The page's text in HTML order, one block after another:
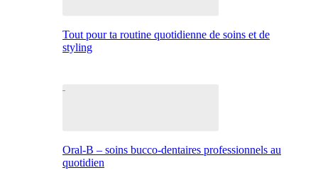
Tout pour ta routine quotidienne de soins et de
styling
Oral-B – soins bucco-dentaires professionnels au
quotidien